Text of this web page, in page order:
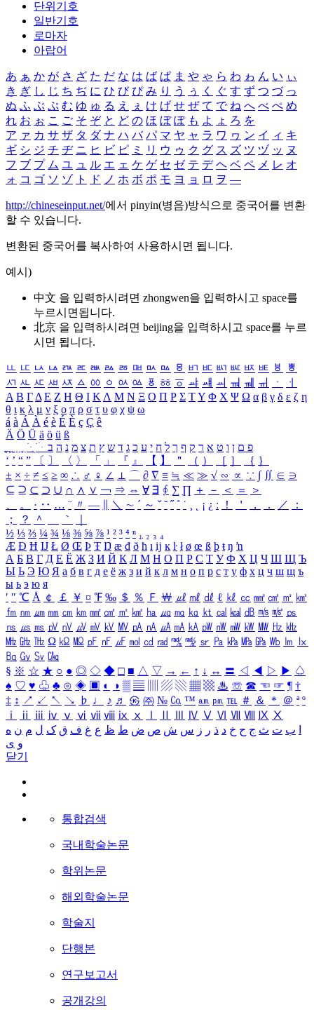
단위기호
일반기호
로마자
아랍어
あ ぁ か が さ ざ た だ な は ば ぱ ま や ゃ ら わ ゎ ん い ぃ
き ぎ し じ ち ぢ に ひ び ぴ み り う ぅ く ぐ す ず つ づ っ
ぬ ふ ぶ ぷ む ゆ ゅ る え ぇ け げ せ ぜ て で ね へ べ ぺ め
れ お ぉ こ ご そ ぞ と ど の ほ ぼ ぽ も よ ょ ろ を
ア ァ カ サ ザ タ ダ ナ ハ バ パ マ ヤ ャ ラ ワ ヮ ン イ ィ キ
ギ シ ジ チ ヂ ニ ヒ ビ ピ ミ リ ウ ゥ ク グ ス ズ ツ ヅ ッ ヌ
フ ブ プ ム ユ ュ ル エ ェ ケ ゲ セ ゼ テ デ ヘ ベ ペ メ レ オ
ォ コ ゴ ソ ゾ ト ド ノ ホ ボ ポ モ ヨ ョ ロ ヲ ―
http://chineseinput.net/에서 pinyin(병음)방식으로 중국어를 변환
할 수 있습니다.
변환된 중국어를 복사하여 사용하시면 됩니다.
예시)
中文 을 입력하시려면 zhongwen을 입력하시고 space를
누르시면됩니다.
北京 을 입력하시려면 beijing을 입력하시고 space를 누르
시면 됩니다.
ㅥ ㅦ ㅧ ㅨ ㅩ ㅪ ㅫ ㅬ ㅭ ㅮ ㅯ ㅰ ㅱ ㅲ ㅳ ㅴ ㅵ ㅶ ㅷ ㅸ
ㅹ
ㅺ ㅻ ㅼ ㅽ ㅾ ㅿ ㆀ ㆁ ㆂ ㆃ ㆄ ㆅ ㆆ ㆇ ㆈ ㆉ ㆊ ㆋ ㆌ ㆍ
ㆎ
Α Β ΓΔ Ε Ζ Η Θ Ι ΚΛ Μ Ν Ξ Ο Π Ρ Σ ΤΥ Φ Χ Ψ Ω α β γ δ ε ζ η
θ ι κ λ μ ν ξ ο π ρ σ τ υ φ χ ψ ω
á à Á À é è É È ç Ç ê
Ä Ö Ü ä ö ü ß
ִֶֹ ֻּ ׁׂ פ ם ן ו ט א ר ק ף ך ל ח י ע כ ג ד ש ץ ת צ מ נ ה ב
‘ ’ “ ” 〔 〕 〈 〉 「 」 『 』 【 】 ＂ （ ） ［ ］ ｛ ｝
± × ÷ ≠ ≤ ≥ ∞ ∴ ♂ ♀ ∠ ⊥ ⌒ ∂ ∇ ≡ ≒ ≪ ≫ √ ∽ ∝ ∵ ∫ ∬ ∈ ∋
⊆ ⊇ ⊂ ⊃ ∪ ∩ ∧ ∨ ￢ ⇒ ⇔ ∀ ∃ ∮ ∑ ∏ ＋ － ＜ ＝
＞
、
。 · ‥ … ¨ 〃 ― ＼ ∼ ´ ～ ˇ ˘ ˝ ˚ ˙ ¸ ¡ ¿ ː ！ ＇ ， ． ／
：
；
？ ＾ ｀
½ ⅓ ⅔ ¼ ¾ ⅛ ⅜ ⅝ ⅞ ¹ ² ³ ⁴ ⁿ ₁ ₂ ₃ ₄
Æ Ð Ħ Ĳ Ł Ø Œ Þ Ŧ Ŋ æ đ ð ħ ı ĳ ĸ ŀ ł ø œ ß þ ŧ ŋ ŉ
А Б В Г Д Е Ё Ж З И Й К Л М Н О П Р С Т У Ф Х Ц Ч Ш Щ Ъ
Ы Ь Э Ю Я а б в г д е ё ж з и й к л м н о п р с т у ф х ц ч ш щ ъ
ы ь э ю я
′ ″ ℃ Å ￠ ￡ ￥ ¤ ℉ ‰ ＄ ％ Ｆ ￦ ㎕ ㎖ ㎗ ℓ ㎘ ㏄ ㎣ ㎤ ㎥ ㎦
㎙ ㎚ ㎛ ㎜ ㎝ ㎞ ㎟ ㎠ ㎡ ㎢ ㏊ ㎍ ㎎ ㎏ ㏏ ㎈ ㎉ ㏈ ㎧ ㎨ ㎰
㎱ ㎲ ㎳ ㎴ ㎵ ㎶ ㎷ ㎸ ㎹ ㎀ ㎁ ㎂ ㎃ ㎄ ㎺ ㎻ ㎽ ㎾ ㎿ ㎐ ㎑
㎒ ㎓ ㎔ Ω ㏀ ㏁ ㎊ ㎋ ㎌ ㏖ ㏅ ㎭ ㎮ ㎯ ㏛ ㎩ ㎪ ㎫ ㎬ ㏝ ㏐
㏓
㏃ ㏉ ㏜ ㏆
§ ※ ☆ ★ ○ ● ◎ ◇ ◆ □ ■ △ ▽ → ← ↑ ↓ ↔ 〓 ◁ ◀ ▷ ▶ ♤
♠ ♡ ♥ ♧ ♣ ⊙ ◈ ▣ ◐ ◑ ▒ ▤ ▨ ▧ ▦ ▩ ♨ ☏ ☎ ☜ ☞ ¶ †
‡ ↕ ↗ ↙ ↖ ↘ ♭ ♩ ♪ ♬ ㉿ ㈜ № ㏇ ™ ㏂ ㏘ ℡ ＃ ＆ ＊ ＠ ª º
ⅰ
ⅱ ⅲ ⅳ ⅴ ⅵ ⅶ ⅷ ⅸ ⅹ Ⅳ Ⅴ Ⅵ Ⅶ Ⅷ Ⅸ Ⅹ
ب ت ث ج ح خ د ذ ر ز س ش ص ض ط ظ ع غ ف ق ک ل م ن ه
و ی
닫기
통합검색
국내학술논문
학위논문
해외학술논문
학술지
단행본
연구보고서
공개강의